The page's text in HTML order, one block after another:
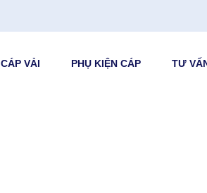
CÁP VẢI PHỤ KIỆN CÁP TƯ